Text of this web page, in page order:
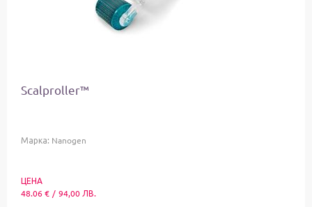
Scalproller™
Марка: Nanogen
ЦЕНА
48.06€ / 94,00 ЛВ.